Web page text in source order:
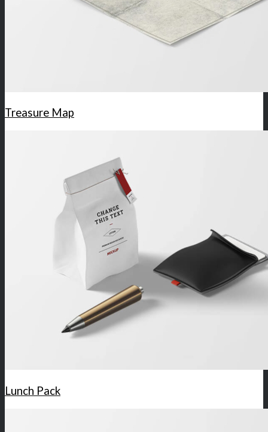
Treasure Map
Lunch Pack